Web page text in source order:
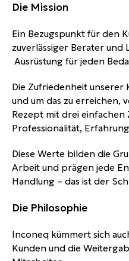
Die Mission
Ein Bezugspunkt für den
zuverlässiger Berater
Ausrüstung für jeden
Die Zufriedenheit unserer
und um das zu erreichen,
Rezept mit drei einfachen
Professionalität,
Diese Werte bilden die
Arbeit und prägen jede
Handlung – das ist der
Die Philosophie
Inconeq kümmert sich
Kunden und die